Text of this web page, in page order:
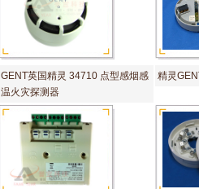
GENT英国精灵 34710 点型感烟感
温火灾探测器
精灵